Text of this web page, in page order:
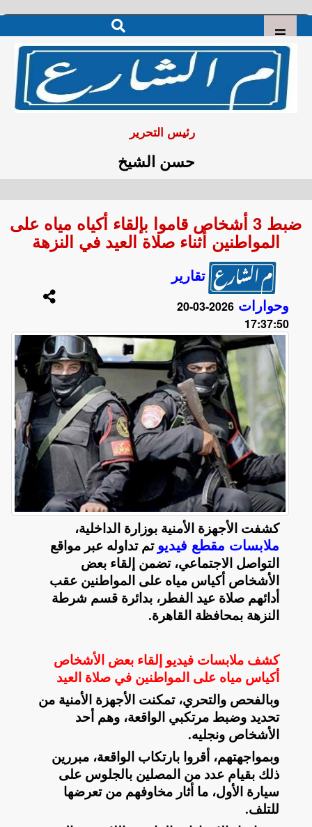
رئيس التحرير
حسن الشيخ
ضبط 3 أشخاص قاموا بإلقاء أكياه مياه على
المواطنين أثناء صلاة العيد في النزهة
تقارير
وحوارات
2026-03-20
17:37:50
كشفت الأجهزة الأمنية بوزارة الداخلية،
ملابسات مقطع فيديو تم تداوله عبر مواقع
التواصل الاجتماعي، تضمن إلقاء بعض
الأشخاص أكياس مياه على المواطنين عقب
أدائهم صلاة عيد الفطر، بدائرة قسم شرطة
النزهة بمحافظة القاهرة.
كشف ملابسات فيديو إلقاء بعض الأشخاص
أكياس مياه على المواطنين في صلاة العيد
وبالفحص والتحري، تمكنت الأجهزة الأمنية من
تحديد وضبط مرتكبي الواقعة، وهم أحد
الأشخاص ونجليه.
وبمواجهتهم، أقروا بارتكاب الواقعة، مبررين
ذلك بقيام عدد من المصلين بالجلوس على
سيارة الأول، ما أثار مخاوفهم من تعرضها
للتلف.